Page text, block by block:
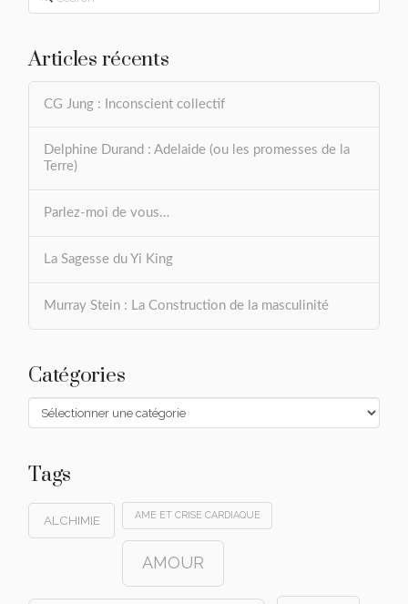
Articles récents
CG Jung : Inconscient collectif
Delphine Durand : Adelaide (ou les promesses de la
Terre)
Parlez-moi de vous…
La Sagesse du Yi King
Murray Stein : La Construction de la masculinité
Catégories
Catégories
Tags
ALCHIMIE AME ET CRISE CARDIAQUE
AMOUR